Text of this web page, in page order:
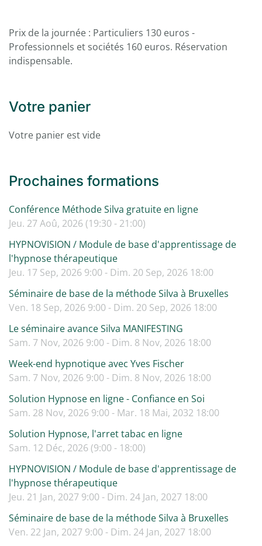
Prix de la journée : Particuliers 130 euros -
Professionnels et sociétés 160 euros. Réservation
indispensable.
Votre panier
Votre panier est vide
Prochaines formations
Conférence Méthode Silva gratuite en ligne
Jeu. 27 Aoû, 2026 (19:30 - 21:00)
HYPNOVISION / Module de base d'apprentissage de
l'hypnose thérapeutique
Jeu. 17 Sep, 2026 9:00 - Dim. 20 Sep, 2026 18:00
Séminaire de base de la méthode Silva à Bruxelles
Ven. 18 Sep, 2026 9:00 - Dim. 20 Sep, 2026 18:00
Le séminaire avance Silva MANIFESTING
Sam. 7 Nov, 2026 9:00 - Dim. 8 Nov, 2026 18:00
Week-end hypnotique avec Yves Fischer
Sam. 7 Nov, 2026 9:00 - Dim. 8 Nov, 2026 18:00
Solution Hypnose en ligne - Confiance en Soi
Sam. 28 Nov, 2026 9:00 - Mar. 18 Mai, 2032 18:00
Solution Hypnose, l'arret tabac en ligne
Sam. 12 Déc, 2026 (9:00 - 18:00)
HYPNOVISION / Module de base d'apprentissage de
l'hypnose thérapeutique
Jeu. 21 Jan, 2027 9:00 - Dim. 24 Jan, 2027 18:00
Séminaire de base de la méthode Silva à Bruxelles
Ven. 22 Jan, 2027 9:00 - Dim. 24 Jan, 2027 18:00